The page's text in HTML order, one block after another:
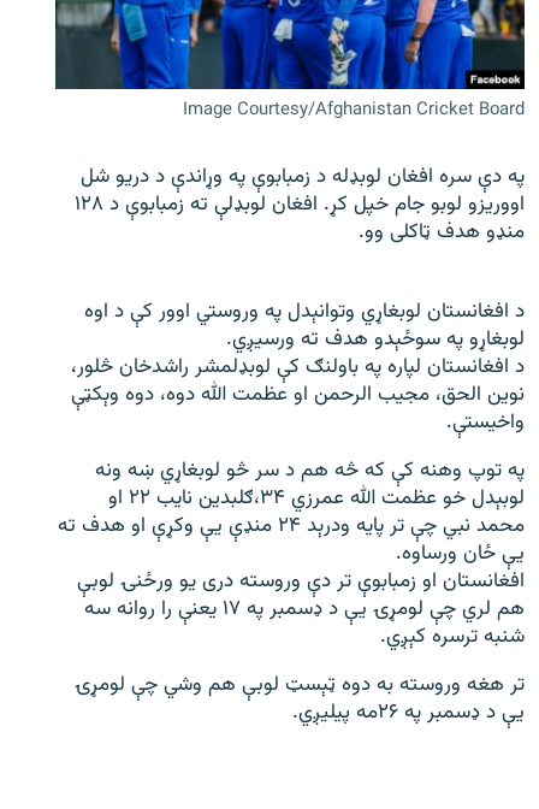
اړیکه
دري پاڼه
راسره ملګري شئ
د ازادې اروپا/ ازادي راډيو ټولې پاڼې
Image Courtesy/Afghanistan Cricket Board
په دې سره افغان لوبډله د زمبابوې په وړاندې د دریو شل
اووریزو لوبو جام خپل کړ. افغان لوبډلې ته زمبابوې د ۱۲۸
منډو هدف ټاکلی وو.
د افغانستان لوبغاړي وتوانېدل په وروستي اوور کې د اوه
لوبغاړو په سوځېدو هدف ته ورسیږي.
د افغانستان لپاره په باولنګ کې لوبډلمشر راشدخان څلور،
نوین الحق، مجیب الرحمن او عظمت الله دوه، دوه وېکټې
واخیستې.
په توپ وهنه کې که څه هم د سر څو لوبغاړي ښه ونه
لوبېدل خو عظمت الله عمرزي ۳۴،ګلبدین نایب ۲۲ او
محمد نبي چې تر پایه ودرېد ۲۴ منډې یې وکړې او هدف ته
یې ځان ورساوه.
افغانستان او زمبابوې تر دې وروسته دری یو ورځنۍ لوبې
هم لري چې لومړۍ یې د ډسمبر په ۱۷ یعنې را روانه سه
شنبه ترسره کېږي.
تر هغه وروسته به دوه ټېسټ لوبې هم وشي چې لومړۍ
یې د ډسمبر په ۲۶مه پیلیږي.